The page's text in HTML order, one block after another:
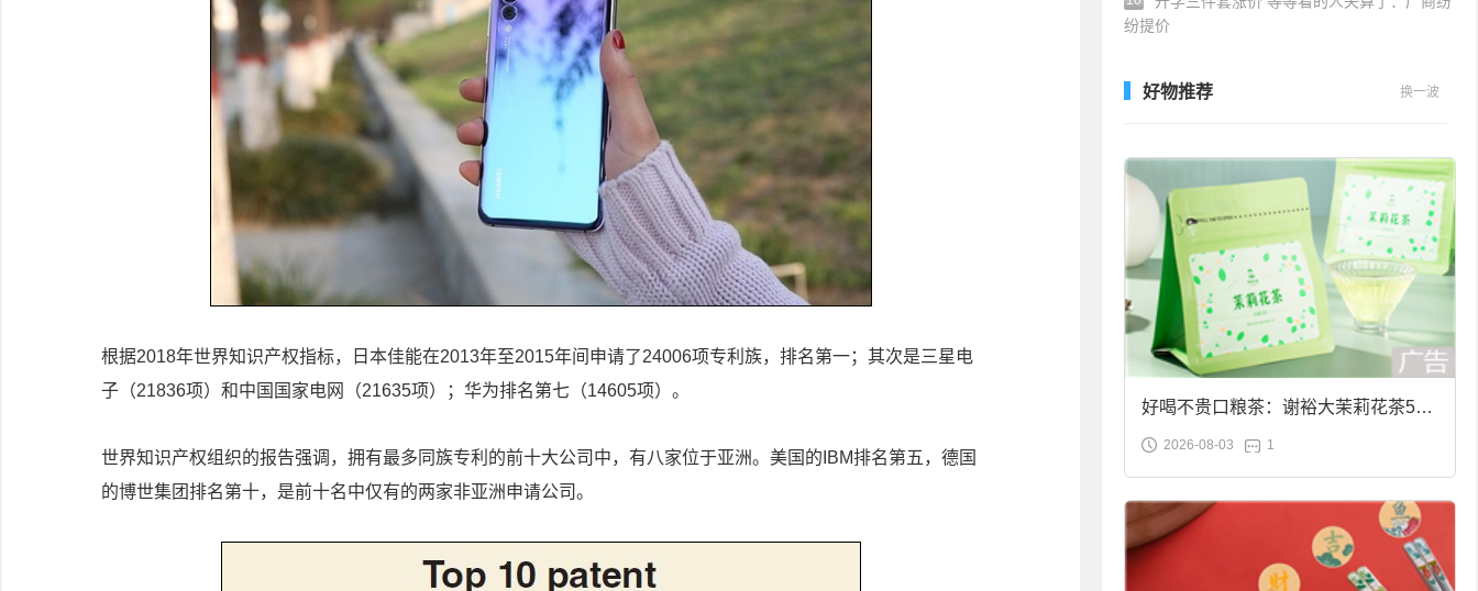
根据2018年世界知识产权指标，日本佳能在2013年至2015年间申请了24006项专利族，排名第一；其次是三星电
子（21836项）和中国国家电网（21635项）；华为排名第七（14605项）。
世界知识产权组织的报告强调，拥有最多同族专利的前十大公司中，有八家位于亚洲。美国的IBM排名第五，德国
的博世集团排名第十，是前十名中仅有的两家非亚洲申请公司。
纷提价
好物推荐 换一波
好喝不贵口粮茶：谢裕大茉莉花茶50g
袋装9.9元到手
2026-08-03 1